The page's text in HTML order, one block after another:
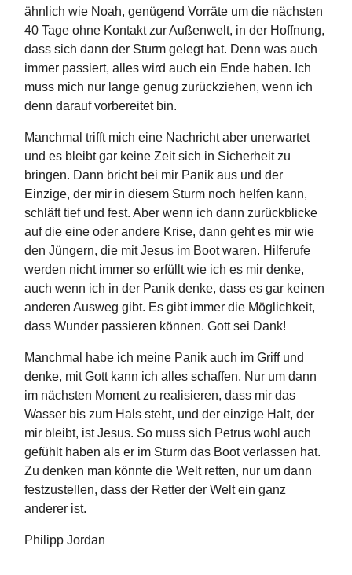
ähnlich wie Noah, genügend Vorräte um die nächsten
40 Tage ohne Kontakt zur Außenwelt, in der Hoffnung,
dass sich dann der Sturm gelegt hat. Denn was auch
immer passiert, alles wird auch ein Ende haben. Ich
muss mich nur lange genug zurückziehen, wenn ich
denn darauf vorbereitet bin.
Manchmal trifft mich eine Nachricht aber unerwartet
und es bleibt gar keine Zeit sich in Sicherheit zu
bringen. Dann bricht bei mir Panik aus und der
Einzige, der mir in diesem Sturm noch helfen kann,
schläft tief und fest. Aber wenn ich dann zurückblicke
auf die eine oder andere Krise, dann geht es mir wie
den Jüngern, die mit Jesus im Boot waren. Hilferufe
werden nicht immer so erfüllt wie ich es mir denke,
auch wenn ich in der Panik denke, dass es gar keinen
anderen Ausweg gibt. Es gibt immer die Möglichkeit,
dass Wunder passieren können. Gott sei Dank!
Manchmal habe ich meine Panik auch im Griff und
denke, mit Gott kann ich alles schaffen. Nur um dann
im nächsten Moment zu realisieren, dass mir das
Wasser bis zum Hals steht, und der einzige Halt, der
mir bleibt, ist Jesus. So muss sich Petrus wohl auch
gefühlt haben als er im Sturm das Boot verlassen hat.
Zu denken man könnte die Welt retten, nur um dann
festzustellen, dass der Retter der Welt ein ganz
anderer ist.
Philipp Jordan